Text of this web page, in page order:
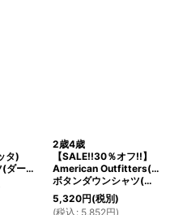
タ)
ブルー)
2歳4歳
【SALE!!30％オフ!!】
American Outfitters(アメリカンアウトフィッターズ)
ボタンダウンシャツ(ブルーストライプ)
5,320円(税別)
(税込 : 5,852円)